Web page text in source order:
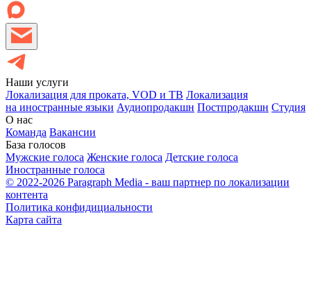
Наши услуги
Локализация для проката, VOD и ТВ Локализация
на иностранные языки Аудиопродакшн Постпродакшн Студия
О нас
Команда Вакансии
База голосов
Мужские голоса Женские голоса Детские голоса
Иностранные голоса
© 2022-2026 Paragraph Media - ваш партнер по локализации
контента
Политика конфидициальности
Карта сайта